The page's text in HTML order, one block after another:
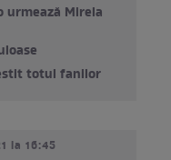
urmează Mirela
totul fanilor
la 16:45